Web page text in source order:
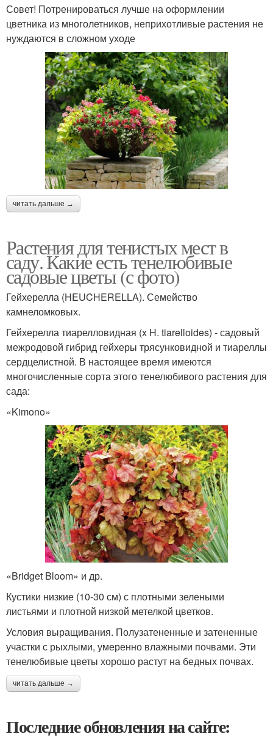
​Совет! Потренироваться лучше на оформлении
цветника из многолетников, неприхотливые растения не
нуждаются в сложном уходе
читать дальше →
Растения для тенистых мест в
саду. Какие есть тенелюбивые
садовые цветы (с фото)
Гейхерелла (HEUCHERELLA). Семейство
камнеломковых.
Гейхерелла тиарелловидная (x H. tiarelloides) - садовый
межродовой гибрид гейхеры трясунковидной и тиареллы
сердцелистной. В настоящее время имеются
многочисленные сорта этого тенелюбивого растения для
сада:
«Kimono»
«Bridget Bloom» и др.
Кустики низкие (10-30 см) с плотными зелеными
листьями и плотной низкой метелкой цветков.
Условия выращивания. Полузатененные и затененные
участки с рыхлыми, умеренно влажными почвами. Эти
тенелюбивые цветы хорошо растут на бедных почвах.
читать дальше →
Последние обновления на сайте: